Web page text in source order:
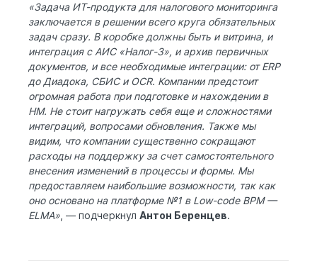
«Задача ИТ-продукта для налогового мониторинга
заключается в решении всего круга обязательных
задач сразу. В коробке должны быть и витрина, и
интеграция с АИС «Налог-3», и архив первичных
документов, и все необходимые интеграции: от ERP
до Диадока, СБИС и OCR. Компании предстоит
огромная работа при подготовке и нахождении в
НМ. Не стоит нагружать себя еще и сложностями
интеграций, вопросами обновления. Также мы
видим, что компании существенно сокращают
расходы на поддержку за счет самостоятельного
внесения изменений в процессы и формы. Мы
предоставляем наибольшие возможности, так как
оно основано на платформе №1 в Low-code BPM —
ELMA», — подчеркнул Антон Беренцев.